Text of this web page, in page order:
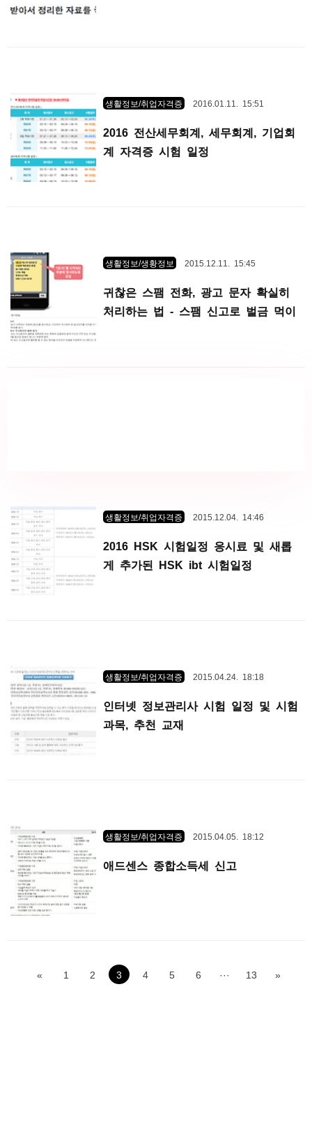
생활정보/취업자격증 2016.01.11. 15:51
2016 전산세무회계, 세무회계, 기업회
계 자격증 시험 일정
생활정보/생황정보 2015.12.11. 15:45
귀찮은 스팸 전화, 광고 문자 확실히
처리하는 법 - 스팸 신고로 벌금 먹이
생활정보/취업자격증 2015.12.04. 14:46
2016 HSK 시험일정 응시료 및 새롭
게 추가된 HSK ibt 시험일정
생활정보/취업자격증 2015.04.24. 18:18
인터넷 정보관리사 시험 일정 및 시험
과목, 추천 교재
생활정보/취업자격증 2015.04.05. 18:12
애드센스 종합소득세 신고
« 1 2 3 4 5 6 ··· 13 »